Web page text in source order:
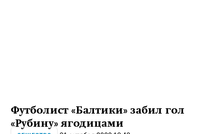
Футболист «Балтики» забил гол
«Рубину» ягодицами